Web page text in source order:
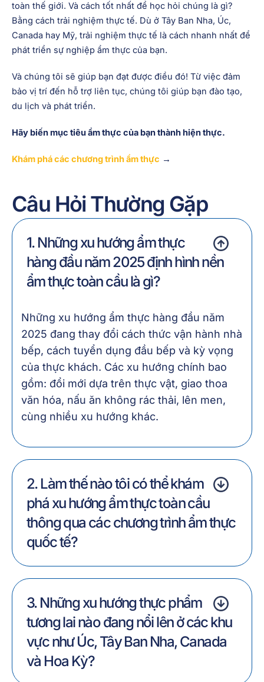
toàn thế giới. Và cách tốt nhất để học hỏi chúng là gì?
Bằng cách trải nghiệm thực tế. Dù ở Tây Ban Nha, Úc,
Canada hay Mỹ, trải nghiệm thực tế là cách nhanh nhất để
phát triển sự nghiệp ẩm thực của bạn.
Và chúng tôi sẽ giúp bạn đạt được điều đó! Từ việc đảm
bảo vị trí đến hỗ trợ liên tục, chúng tôi giúp bạn đào tạo,
du lịch và phát triển.
Hãy biến mục tiêu ẩm thực của bạn thành hiện thực.
Khám phá các chương trình ẩm thực →
Câu Hỏi Thường Gặp
1. Những xu hướng ẩm thực
hàng đầu năm 2025 định hình nền
ẩm thực toàn cầu là gì?
Những xu hướng ẩm thực hàng đầu năm
2025 đang thay đổi cách thức vận hành nhà
bếp, cách tuyển dụng đầu bếp và kỳ vọng
của thực khách. Các xu hướng chính bao
gồm: đổi mới dựa trên thực vật, giao thoa
văn hóa, nấu ăn không rác thải, lên men,
cùng nhiều xu hướng khác.
2. Làm thế nào tôi có thể khám
phá xu hướng ẩm thực toàn cầu
thông qua các chương trình ẩm thực
quốc tế?
3. Những xu hướng thực phẩm
tương lai nào đang nổi lên ở các khu
vực như Úc, Tây Ban Nha, Canada
và Hoa Kỳ?